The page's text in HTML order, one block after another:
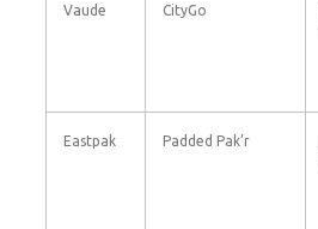
Vaude CityGo
Eastpak Padded Pak’r